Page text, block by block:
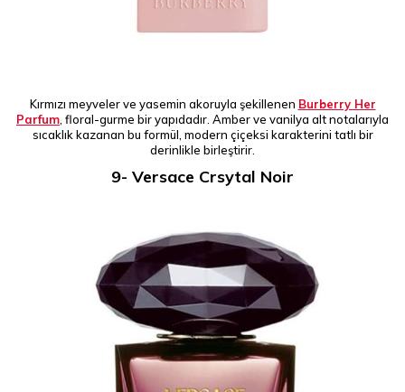
Kırmızı meyveler ve yasemin akoruyla şekillenen Burberry Her
Parfum , floral-gurme bir yapıdadır. Amber ve vanilya alt notalarıyla
sıcaklık kazanan bu formül, modern çiçeksi karakterini tatlı bir
derinlikle birleştirir.
9- Versace Crsytal Noir